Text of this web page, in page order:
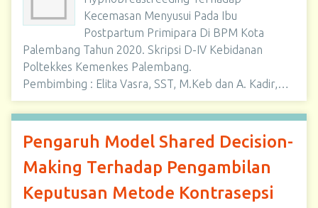
Kecemasan Menyusui Pada Ibu
Postpartum Primipara Di BPM Kota
Palembang Tahun 2020. Skripsi D-IV Kebidanan
Poltekkes Kemenkes Palembang.
Pembimbing : Elita Vasra, SST, M.Keb dan A. Kadir,…
Pengaruh Model Shared Decision-
Making Terhadap Pengambilan
Keputusan Metode Kontrasepsi